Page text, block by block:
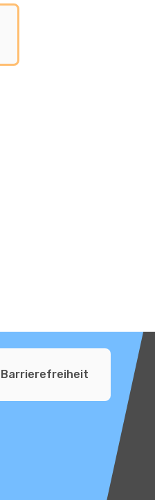
Barrierefreiheit